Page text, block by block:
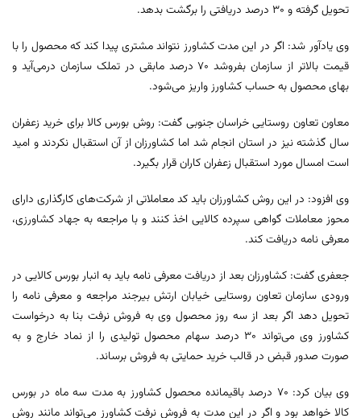
تحویل گرفته و ۳۰ درصد دریافتی را برگشت بدهد.
وی یادآور شد: اگر در این مدت کشاورز نتواند مشتری پیدا کند که محصول را با
قیمت بالاتر از سازمان بفروشد ۷۰ درصد مابقی در تملک سازمان درمی‌آید و
بهای محصول به حساب کشاورز واریز می‌شود.
معاون تعاون روستایی خراسان جنوبی گفت: روش بورس کالا برای خرید زعفران
سال گذشته نیز در استان انجام شد اما کشاورزان از آن استقبال نکردند و امید
است امسال مورد استقبال زعفران کاران قرار بگیرد.
وی افزود: در این روش کشاورزان باید کد معاملاتی از شرکت‌های کارگذاری دارای
محوز معاملات گواهی سپرده کالایی اخذ کنند و با مراجعه به جهاد کشاورزی،
معرفی نامه دریافت کند.
جعفری گفت: کشاورزان بعد از دریافت معرفی نامه باید به انبار بورس کالایی در
ورودی سازمان تعاون روستایی خیابان ارتش بیرجند مراجعه و معرفی نامه را
تحویل دهد اگر بعد از سه روز محصول وی به فروش نرفت بنا به درخواست
کشاورز وی می‌تواند ۳۰ درصد سهام محصول تولیدی را از نماد خارج و به
صورت صدور قبض در قالب خرید حمایتی به فروش برساند.
وی بیان کرد: ۷۰ درصد باقیمانده محصول کشاورز به مدت سه ماه در بورس
کالا خواهد بود و اگر در این مدت به فروش نرفت کشاورز می‌تواند مانند روش